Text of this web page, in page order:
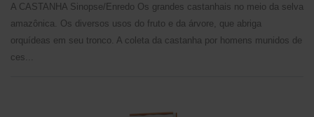
A CASTANHA Sinopse/Enredo Os grandes castanhais no meio da selva
amazônica. Os diversos usos do fruto e da árvore, que abriga
orquídeas em seu tronco. A coleta da castanha por homens munidos de
ces...